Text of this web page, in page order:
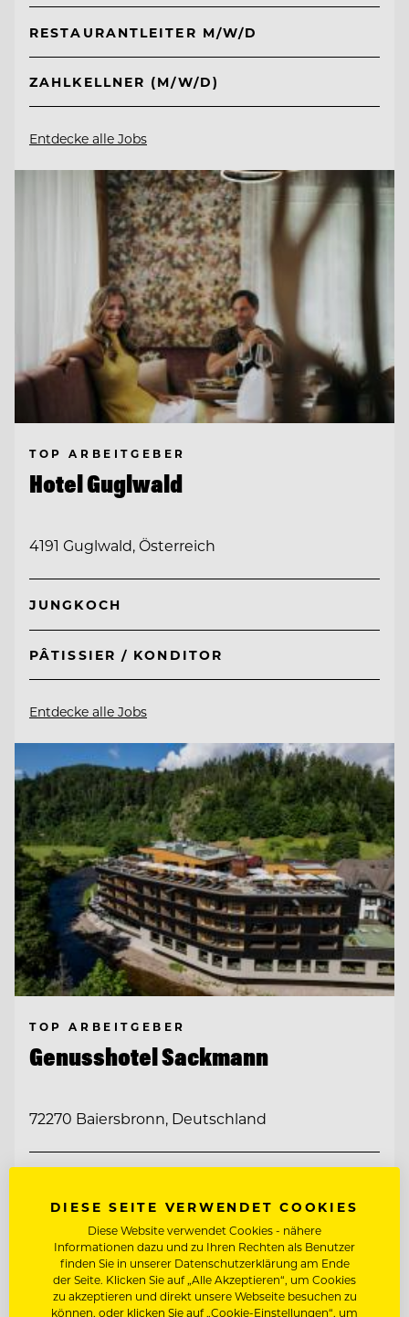
RESTAURANTLEITER M/W/D
ZAHLKELLNER (M/W/D)
Entdecke alle Jobs
TOP ARBEITGEBER
Hotel Guglwald
4191 Guglwald, Österreich
JUNGKOCH
PÂTISSIER / KONDITOR
Entdecke alle Jobs
TOP ARBEITGEBER
Genusshotel Sackmann
72270 Baiersbronn, Deutschland
REZEPTIONSLEITUNG
Entdecke alle Jobs
DIESE SEITE VERWENDET COOKIES
Diese Website verwendet Cookies - nähere
Informationen dazu und zu Ihren Rechten als Benutzer
finden Sie in unserer Datenschutzerklärung am Ende
der Seite. Klicken Sie auf „Alle Akzeptieren“, um Cookies
zu akzeptieren und direkt unsere Webseite besuchen zu
können, oder klicken Sie auf „Cookie-Einstellungen“, um